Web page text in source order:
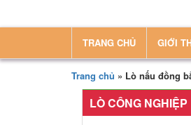
TRANG CHỦ GIỚI
Trang chủ » Lò nấu đồng
LÒ CÔNG NGHIỆP